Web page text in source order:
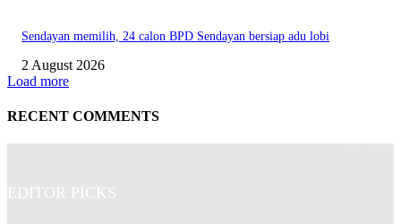
Sendayan memilih, 24 calon BPD Sendayan bersiap adu lobi
2 August 2026
Load more
RECENT COMMENTS
EDITOR PICKS